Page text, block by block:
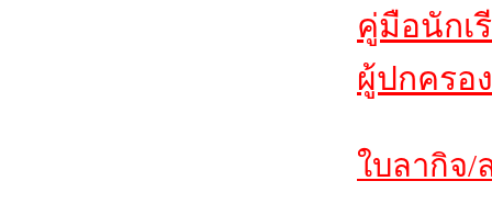
คู่มือนักเ
ผู้ปกครอ
ใบลากิจ/